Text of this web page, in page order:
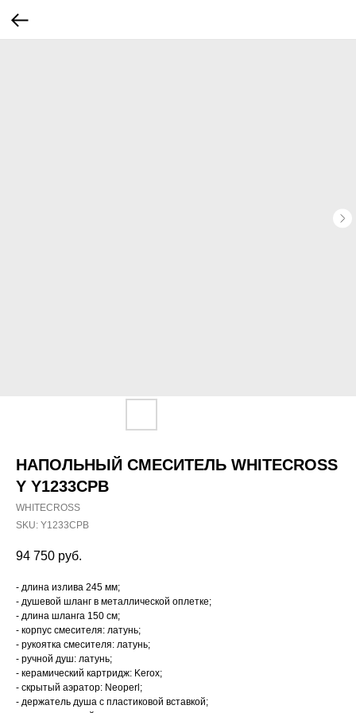
НАПОЛЬНЫЙ СМЕСИТЕЛЬ WHITECROSS
Y Y1233CPB
WHITECROSS
SKU: Y1233CPB
94 750 руб.
- длина излива 245 мм;
- душевой шланг в металлической оплетке;
- длина шланга 150 см;
- корпус смесителя: латунь;
- рукоятка смесителя: латунь;
- ручной душ: латунь;
- керамический картридж: Kerox;
- скрытый аэратор: Neoperl;
- держатель душа с пластиковой вставкой;